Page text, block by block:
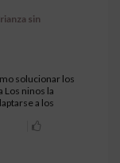
sin
solucionar los
Los ninos la
a los